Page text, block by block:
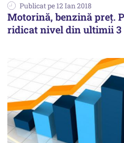
Publicat pe 12 Ian 2018
Motorină, benzină preț.
ridicat nivel din ultimii 3